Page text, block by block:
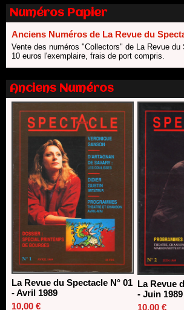
18/06/2026
Les 10 lauréats du Fonds Grandes
SACD
13/06/2026
Nomination de Nathalie Garraud et Olivier
direction du Théâtre de Gennevilliers - CDN
13/06/2026
Dispositif SACD Auteurs d'espaces : les
18/03/2026
Numéros Papier
Anciens Numéros de La Revue du
Vente des numéros "Collectors" de La Revue du
10 euros l'exemplaire, frais de port compris.
Anciens Numéros
La Revue du Spectacle N° 01
- Avril 1989
10,00 €
La Revue
- Juin 1989
10,00 €